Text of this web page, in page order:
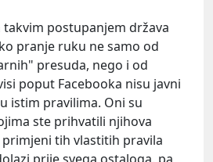
takvim postupanjem država
pranje ruku ne samo od
presuda, nego i od
poput Facebooka nisu javni
istim pravilima. Oni su
ste prihvatili njihova
tih vlastitih pravila